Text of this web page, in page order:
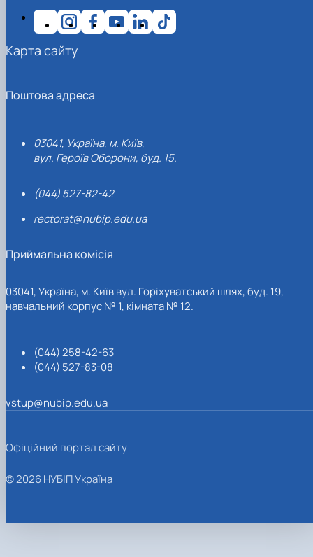
Поштова адреса
03041, Україна, м. Київ,
вул. Героїв Оборони, буд. 15.
(044) 527-82-42
rectorat@nubip.edu.ua
Приймальна комісія
03041, Україна, м. Київ вул. Горіхуватський шлях, буд. 19,
навчальний корпус № 1, кімната № 12.
(044) 258-42-63
(044) 527-83-08
vstup@nubip.edu.ua
Карта сайту
Офіційний портал сайту
© 2026 НУБІП Україна